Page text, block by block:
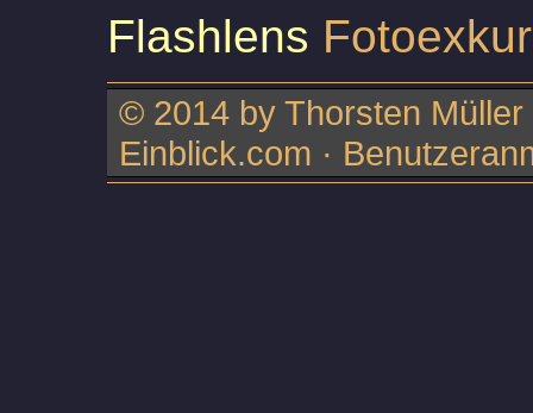
Flashlens
© 2014 by Thorsten Müller
Einblick.com ·